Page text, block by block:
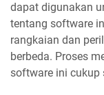
dapat digunakan
tentang software
rangkaian dan
berbeda. Proses
software ini cukup